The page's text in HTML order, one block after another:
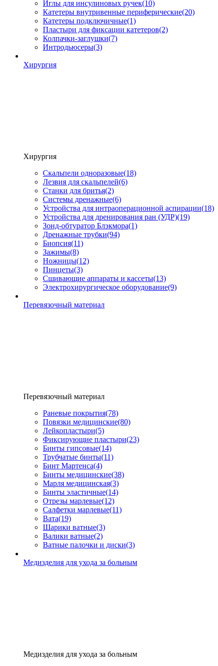
Иглы для инсулиновых ручек(10)
Катетеры внутривенные периферические(20)
Катетеры подключичные(1)
Пластыри для фиксации катетеров(2)
Колпачки-заглушки(7)
Интродьюсеры(3)
Хирургия
Хирургия
Скальпели одноразовые(18)
Лезвия для скальпелей(6)
Станки для бритья(2)
Системы дренажные(6)
Устройства для интраоперационной аспирации(18)
Устройства для дренирования ран (УДР)(19)
Зонд-обтуратор Блэкмора(1)
Дренажные трубки(94)
Биопсия(11)
Зажимы(8)
Ножницы(12)
Пинцеты(3)
Сшивающие аппараты и кассеты(13)
Электрохирургическое оборудование(9)
Перевязочный материал
Перевязочный материал
Раневые покрытия(78)
Повязки медицинские(80)
Лейкопластыри(5)
Фиксирующие пластыри(23)
Бинты гипсовые(14)
Трубчатые бинты(11)
Бинт Мартенса(4)
Бинты медицинские(38)
Марля медицинская(3)
Бинты эластичные(14)
Отрезы марлевые(12)
Салфетки марлевые(11)
Вата(19)
Шарики ватные(3)
Валики ватные(2)
Ватные палочки и диски(3)
Медизделия для ухода за больным
Медизделия для ухода за больным